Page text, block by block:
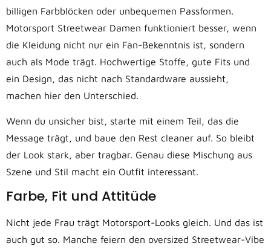
billigen Farbblöcken oder unbequemen Passformen.
Motorsport Streetwear Damen funktioniert besser, wenn
die Kleidung nicht nur ein Fan-Bekenntnis ist, sondern
auch als Mode trägt. Hochwertige Stoffe, gute Fits und
ein Design, das nicht nach Standardware aussieht,
machen hier den Unterschied.
Wenn du unsicher bist, starte mit einem Teil, das die
Message trägt, und baue den Rest cleaner auf. So bleibt
der Look stark, aber tragbar. Genau diese Mischung aus
Szene und Stil macht ein Outfit interessant.
Farbe, Fit und Attitüde
Nicht jede Frau trägt Motorsport-Looks gleich. Und das ist
auch gut so. Manche feiern den oversized Streetwear-Vibe